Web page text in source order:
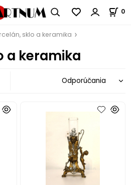
0
sklo a keramika
a keramika